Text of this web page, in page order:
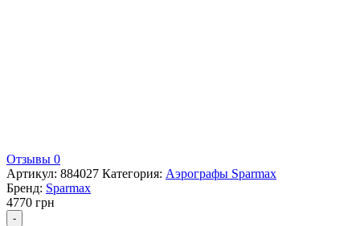
Отзывы 0
Артикул: 884027 Категория: Аэрографы Sparmax
Бренд: Sparmax
4770 грн
- Количество